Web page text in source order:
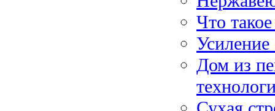
Что
Усиление
Дом из